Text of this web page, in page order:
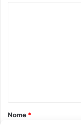
o
Nome *